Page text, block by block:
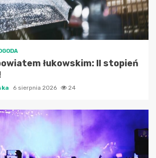
łukowskim: II stopień
6 sierpnia 2026 24